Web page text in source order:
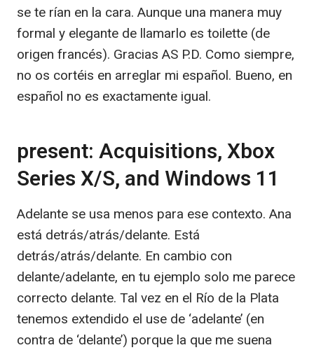
se te rían en la cara. Aunque una manera muy
formal y elegante de llamarlo es toilette (de
origen francés). Gracias AS P.D. Como siempre,
no os cortéis en arreglar mi español. Bueno, en
español no es exactamente igual.
present: Acquisitions, Xbox
Series X/S, and Windows 11
Adelante se usa menos para ese contexto. Ana
está detrás/atrás/delante. Está
detrás/atrás/delante. En cambio con
delante/adelante, en tu ejemplo solo me parece
correcto delante. Tal vez en el Río de la Plata
tenemos extendido el use de ‘adelante’ (en
contra de ‘delante’) porque la que me suena